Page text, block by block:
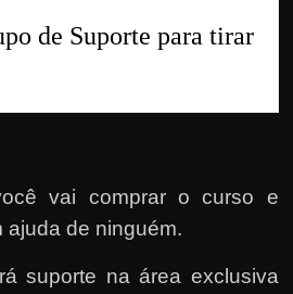
de Suporte para tirar
vai comprar o curso e
ajuda de ninguém.
suporte na área exclusiva